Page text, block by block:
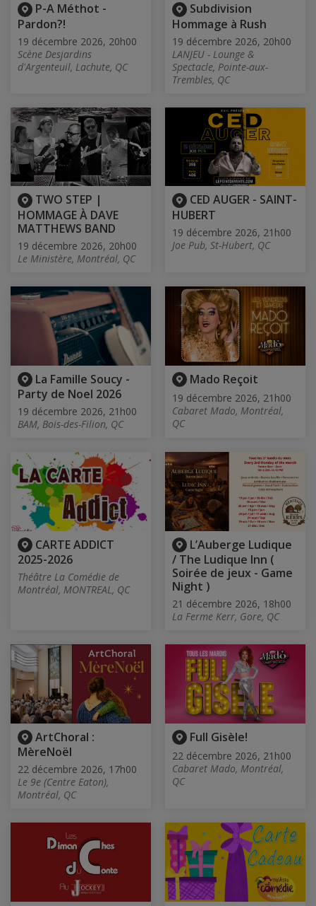
P-A Méthot -
Pardon?!
19 décembre 2026, 20h00
Scène Desjardins
d'Argenteuil, Lachute, QC
Subdivision
Hommage à Rush
19 décembre 2026, 20h00
LANJEU - Lounge &
Spectacle, Pointe-aux-
Trembles, QC
TWO STEP |
HOMMAGE À DAVE
MATTHEWS BAND
19 décembre 2026, 20h00
Le Ministère, Montréal, QC
CED AUGER - SAINT-
HUBERT
19 décembre 2026, 21h00
Joe Pub, St-Hubert, QC
La Famille Soucy -
Party de Noel 2026
19 décembre 2026, 21h00
BAM, Bois-des-Filion, QC
Mado Reçoit
19 décembre 2026, 21h00
Cabaret Mado, Montréal,
QC
CARTE ADDICT
2025-2026
Théâtre La Comédie de
Montréal, MONTREAL, QC
L’Auberge Ludique
/ The Ludique Inn (
Soirée de jeux - Game
Night )
21 décembre 2026, 18h00
La Ferme Kerr, Gore, QC
ArtChoral :
MèreNoël
22 décembre 2026, 17h00
Le 9e (Centre Eaton),
Montréal, QC
Full Gisèle!
22 décembre 2026, 21h00
Cabaret Mado, Montréal,
QC